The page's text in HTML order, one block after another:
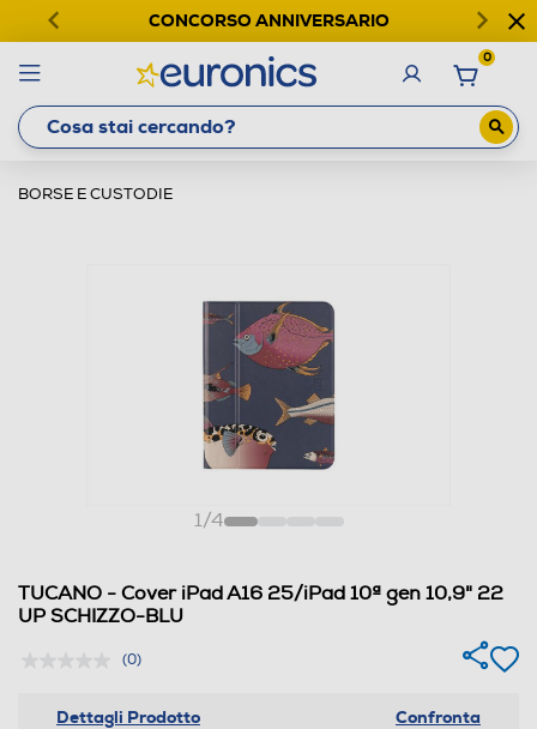
CONCORSO ANNIVERSARIO
0
BORSE E CUSTODIE
1/4
TUCANO - Cover iPad A16 25/iPad 10ª gen 10,9" 22
UP SCHIZZO-BLU
(0)
Dettagli Prodotto Confronta